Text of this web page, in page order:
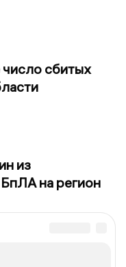
сбитых
из
на регион